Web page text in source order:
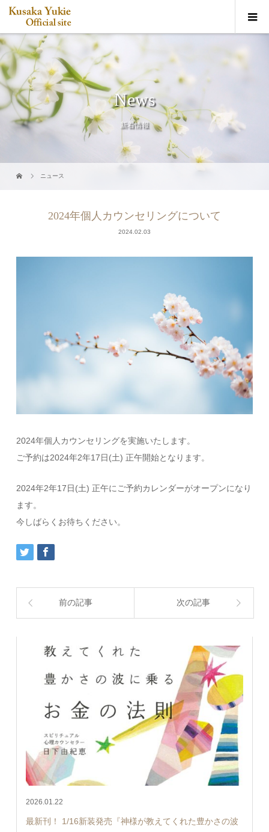
News
新着情報
ニュース
2024年個人カウンセリングについて
2024.02.03
2024年個人カウンセリングを実施いたします。
ご予約は2024年2年17日(土) 正午開始となります。
2024年2年17日(土) 正午にご予約カレンダーがオープンになり
ます。
今しばらくお待ちください。
前の記事 次の記事
2026.01.22
最新刊！ 1/16新装発売『神様が教えてくれた豊かさの波